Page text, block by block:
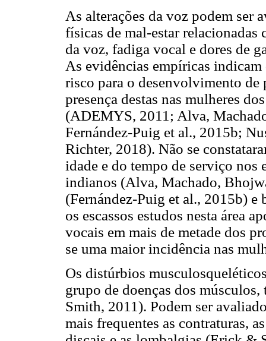
As alterações da voz podem ser
físicas de mal-estar relacionadas
da voz, fadiga vocal e dores de
As evidências empíricas
risco para o desenvolvimento de
presença destas nas mulheres
(ADEMYS, 2011; Alva,
Fernández-Puig et al., 2015b;
Richter, 2018). Não se
idade e do tempo de serviço nos
indianos (Alva, Machado,
(Fernández-Puig et al., 2015b)
os escassos estudos nesta área
vocais em mais de metade dos
se uma maior incidência nas
Os distúrbios
grupo de doenças dos
Smith, 2011). Podem ser
mais frequentes as contraturas,